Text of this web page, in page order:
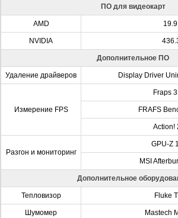
ПО для видеокарт
AMD
NVIDIA
Дополнительное ПО
Удаление драйверов Display Driver
Измерение FPS
Fraps
FRAFS
Action!
Разгон и мониторинг
GPU-Z
MSI
Дополнительное
Тепловизор Fluke
Шумомер Mastech